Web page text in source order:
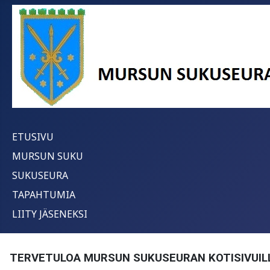
ETUSIVU
MURSUN SUKU
SUKUSEURA
TAPAHTUMIA
LIITY JÄSENEKSI
TERVETULOA MURSUN SUKUSEURAN